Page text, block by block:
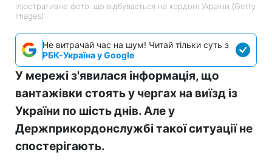
Ілюстративне фото: що відбувається на кордоні України (Getty
Images)
Не витрачай час на шум! Читай тільки суть з
РБК-Україна у Google
У мережі з'явилася інформація, що
вантажівки стоять у чергах на виїзд із
України по шість днів. Але у
Держприкордонслужбі такої ситуації не
спостерігають.